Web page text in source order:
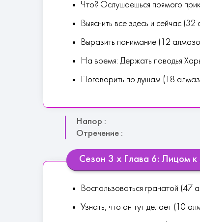
Что? Ослушаешься прямого
Выяснить все здесь и сейчас
Выразить понимание (12
На время: Держать поводья
Поговорить по душам (18
Напор :
Отречение :
Сезон 3 х Глава 6: Лицом к
Воспользоваться гранатой
Узнать, что он тут делает (10